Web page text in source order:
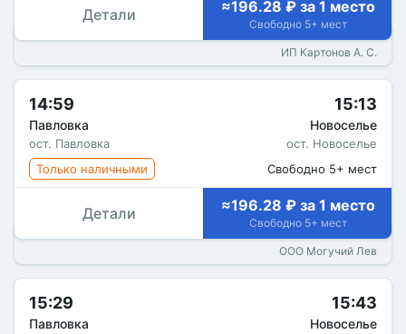
Детали ≈196.28 ₽ за 1 место
Свободно 5+ мест
ИП Картонов А. С.
14:59
Павловка
ост. Павловка
15:13
Новоселье
ост. Новоселье
Только наличными
Свободно 5+ мест
Детали ≈196.28 ₽ за 1 место
Свободно 5+ мест
ООО Могучий Лев
15:29
Павловка
15:43
Новоселье